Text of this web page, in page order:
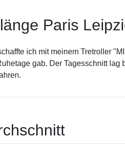
Paris
ich mit meinem Tretroller
gab. Der Tagesschnitt lag